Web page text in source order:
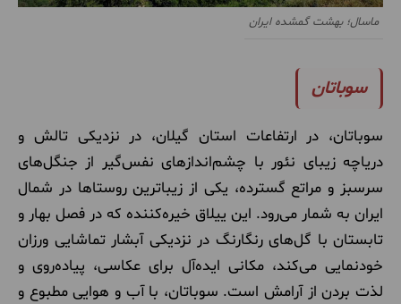
ماسال؛ بهشت گمشده ایران
سوباتان
سوباتان، در ارتفاعات استان گیلان، در نزدیکی تالش و
دریاچه زیبای نئور با چشم‌اندازهای نفس‌گیر از جنگل‌های
سرسبز و مراتع گسترده، یکی از زیباترین روستاها در شمال
ایران به شمار می‌رود. این ییلاق خیره‌کننده که در فصل بهار و
تابستان با گل‌های رنگارنگ در نزدیکی آبشار تماشایی ورزان
خودنمایی می‌کند، مکانی ایده‌آل برای عکاسی، پیاده‌روی و
لذت بردن از آرامش است. سوباتان، با آب و هوایی مطبوع و